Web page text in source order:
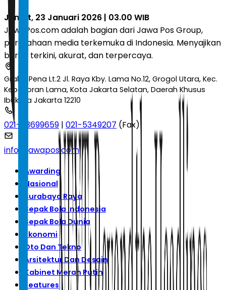
Jumat, 23 Januari 2026 | 03.00 WIB
JawaPos.com adalah bagian dari Jawa Pos Group,
perusahaan media terkemuka di Indonesia. Menyajikan
berita terkini, akurat, dan terpercaya.
Graha Pena Lt.2 Jl. Raya Kby. Lama No.12, Grogol Utara, Kec.
Kebayoran Lama, Kota Jakarta Selatan, Daerah Khusus
Ibukota Jakarta 12210
021-53699659 | 021-5349207 (Fax)
info@jawapos.com
Awarding
Nasional
Surabaya Raya
Sepak Bola Indonesia
Sepak Bola Dunia
Ekonomi
Oto Dan Tekno
Arsitektur Dan Desain
Kabinet Merah Putih
Features